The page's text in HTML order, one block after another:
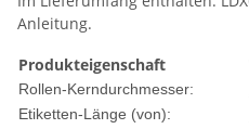
Anleitung.
Produkteigenschaft
Rollen-Kerndurchmesser:
Etiketten-Länge (von):